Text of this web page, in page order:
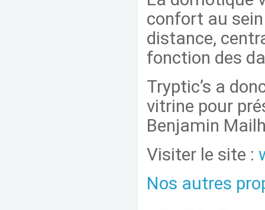
confort au
distance,
fonction des
Tryptic’s a
vitrine pour
Benjamin
Visiter le site :
Nos autres